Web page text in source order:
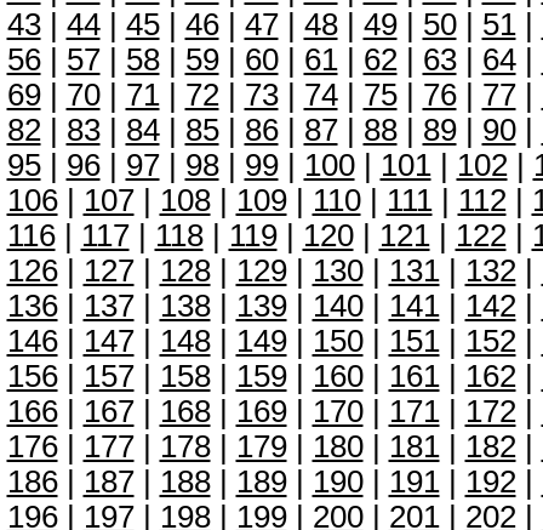
43| 44| 45| 46| 47| 48| 49| 50| 51|
56| 57| 58| 59| 60| 61| 62| 63| 64|
69| 70| 71| 72| 73| 74| 75| 76| 77|
82| 83| 84| 85| 86| 87| 88| 89| 90|
95| 96| 97| 98| 99| 100| 101| 102|
106| 107| 108| 109| 110| 111| 112|
116| 117| 118| 119| 120| 121| 122|
126| 127| 128| 129| 130| 131| 132|
136| 137| 138| 139| 140| 141| 142|
146| 147| 148| 149| 150| 151| 152|
156| 157| 158| 159| 160| 161| 162|
166| 167| 168| 169| 170| 171| 172|
176| 177| 178| 179| 180| 181| 182|
186| 187| 188| 189| 190| 191| 192|
196| 197| 198| 199| 200| 201| 202|